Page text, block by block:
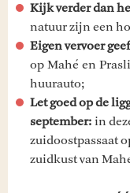
Kijk verder dan
natuur zijn een
Eigen vervoer
op Mahé en
huurauto;
Let goed op de
september: in
zuidoostpassaat
zuidkust van